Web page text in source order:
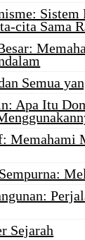
cita Sama
Semua
Apa Itu
Memahami
Sejarah